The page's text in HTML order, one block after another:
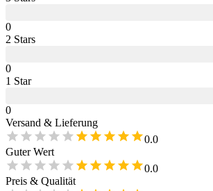
0
2 Stars
0
1 Star
0
Versand & Lieferung
0.0
Guter Wert
0.0
Preis & Qualität